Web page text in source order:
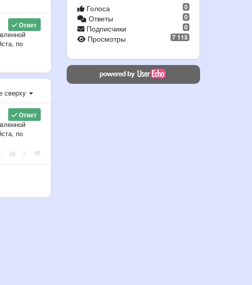
Ответ
по
сверху
Ответ
по
0
Голоса
0
Ответы
0
Подписчики
7 115
Просмотры